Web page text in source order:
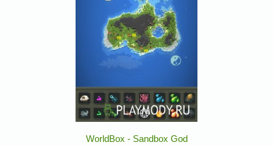
WorldBox - Sandbox God